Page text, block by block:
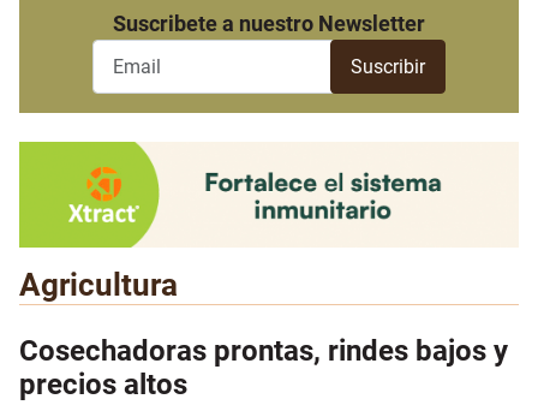
Suscribete a nuestro Newsletter
Agricultura
Cosechadoras prontas, rindes bajos y
precios altos